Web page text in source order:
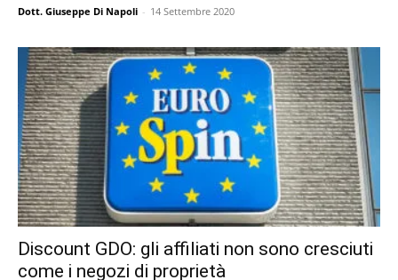
Dott. Giuseppe Di Napoli - 14 Settembre 2020
Discount GDO: gli affiliati non sono cresciuti
come i negozi di proprietà